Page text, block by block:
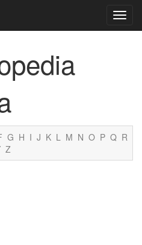
G H I J K L M N O P Q R
Z